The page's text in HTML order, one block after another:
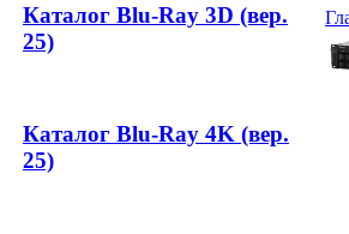
Каталог Blu-Ray 3D (вер.
25)
Каталог Blu-Ray 4K (вер.
25)